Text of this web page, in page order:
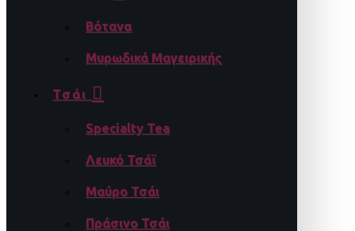
Βότανα
Μυρωδικά Μαγειρικής
Τσάι
Specialty Tea
Λευκό Τσάϊ
Μαύρο Τσάι
Πράσινο Τσάι